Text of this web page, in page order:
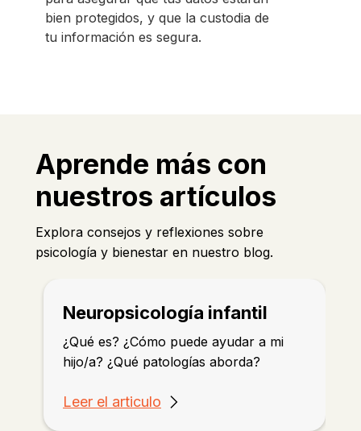
bien protegidos, y que la custodia de
tu información es segura.
Aprende más con
nuestros artículos
Explora consejos y reflexiones sobre
psicología y bienestar en nuestro blog.
Neuropsicología infantil
¿Qué es? ¿Cómo puede ayudar a mi
hijo/a? ¿Qué patologías aborda?
Leer el articulo